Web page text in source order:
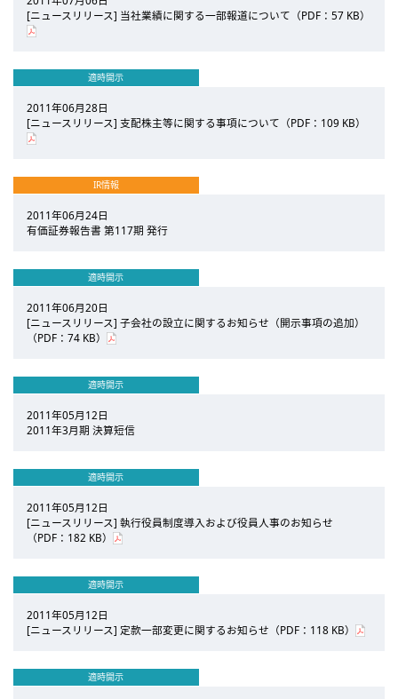
[ニュースリリース] 当社業績に関する一部報道について（PDF：57 KB）
適時開示
2011年06月28日
[ニュースリリース] 支配株主等に関する事項について（PDF：109 KB）
IR情報
2011年06月24日
有価証券報告書 第117期 発行
適時開示
2011年06月20日
[ニュースリリース] 子会社の設立に関するお知らせ（開示事項の追加）
（PDF：74 KB）
適時開示
2011年05月12日
2011年3月期 決算短信
適時開示
2011年05月12日
[ニュースリリース] 執行役員制度導入および役員人事のお知らせ
（PDF：182 KB）
適時開示
2011年05月12日
[ニュースリリース] 定款一部変更に関するお知らせ（PDF：118 KB）
適時開示